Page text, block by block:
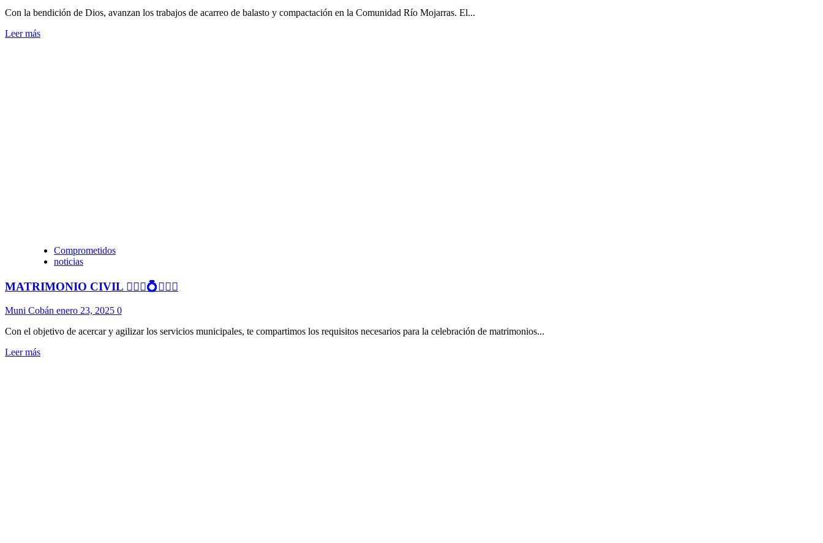
Con la bendición de Dios, avanzan los trabajos de acarreo de balasto y compactación en la Comunidad Río Mojarras. El...
Leer más
Comprometidos
noticias
MATRIMONIO CIVIL 🤵🏻‍♂️💍🤵🏻‍♀️
Muni Cobán enero 23, 2025 0
Con el objetivo de acercar y agilizar los servicios municipales, te compartimos los requisitos necesarios para la celebración de matrimonios...
Leer más